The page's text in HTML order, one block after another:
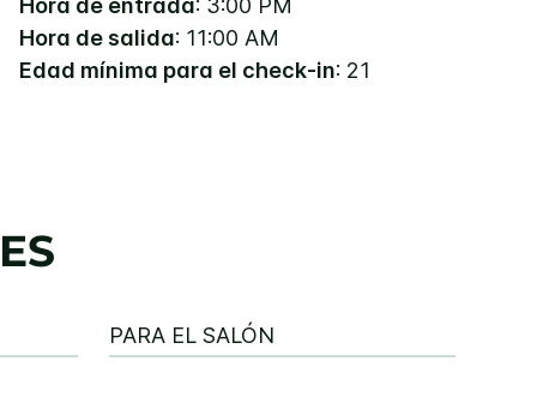
Hora de entrada: 3:00 PM
Hora de salida: 11:00 AM
Edad mínima para el check-in: 21
PARA EL SALÓN